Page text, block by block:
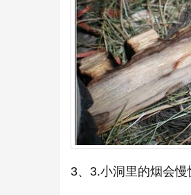
3、3.小洞里的烟会